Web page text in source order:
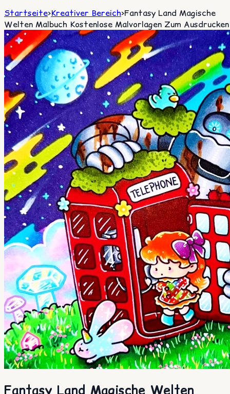
Startseite>Kreativer Bereich>Fantasy Land Magische
Welten Malbuch Kostenlose Malvorlagen Zum Ausdrucken
Fantasy Land Magische Welten